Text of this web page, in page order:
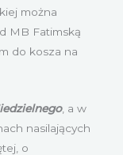
można
MB Fatimską
do kosza na
, a w
nasilających
o